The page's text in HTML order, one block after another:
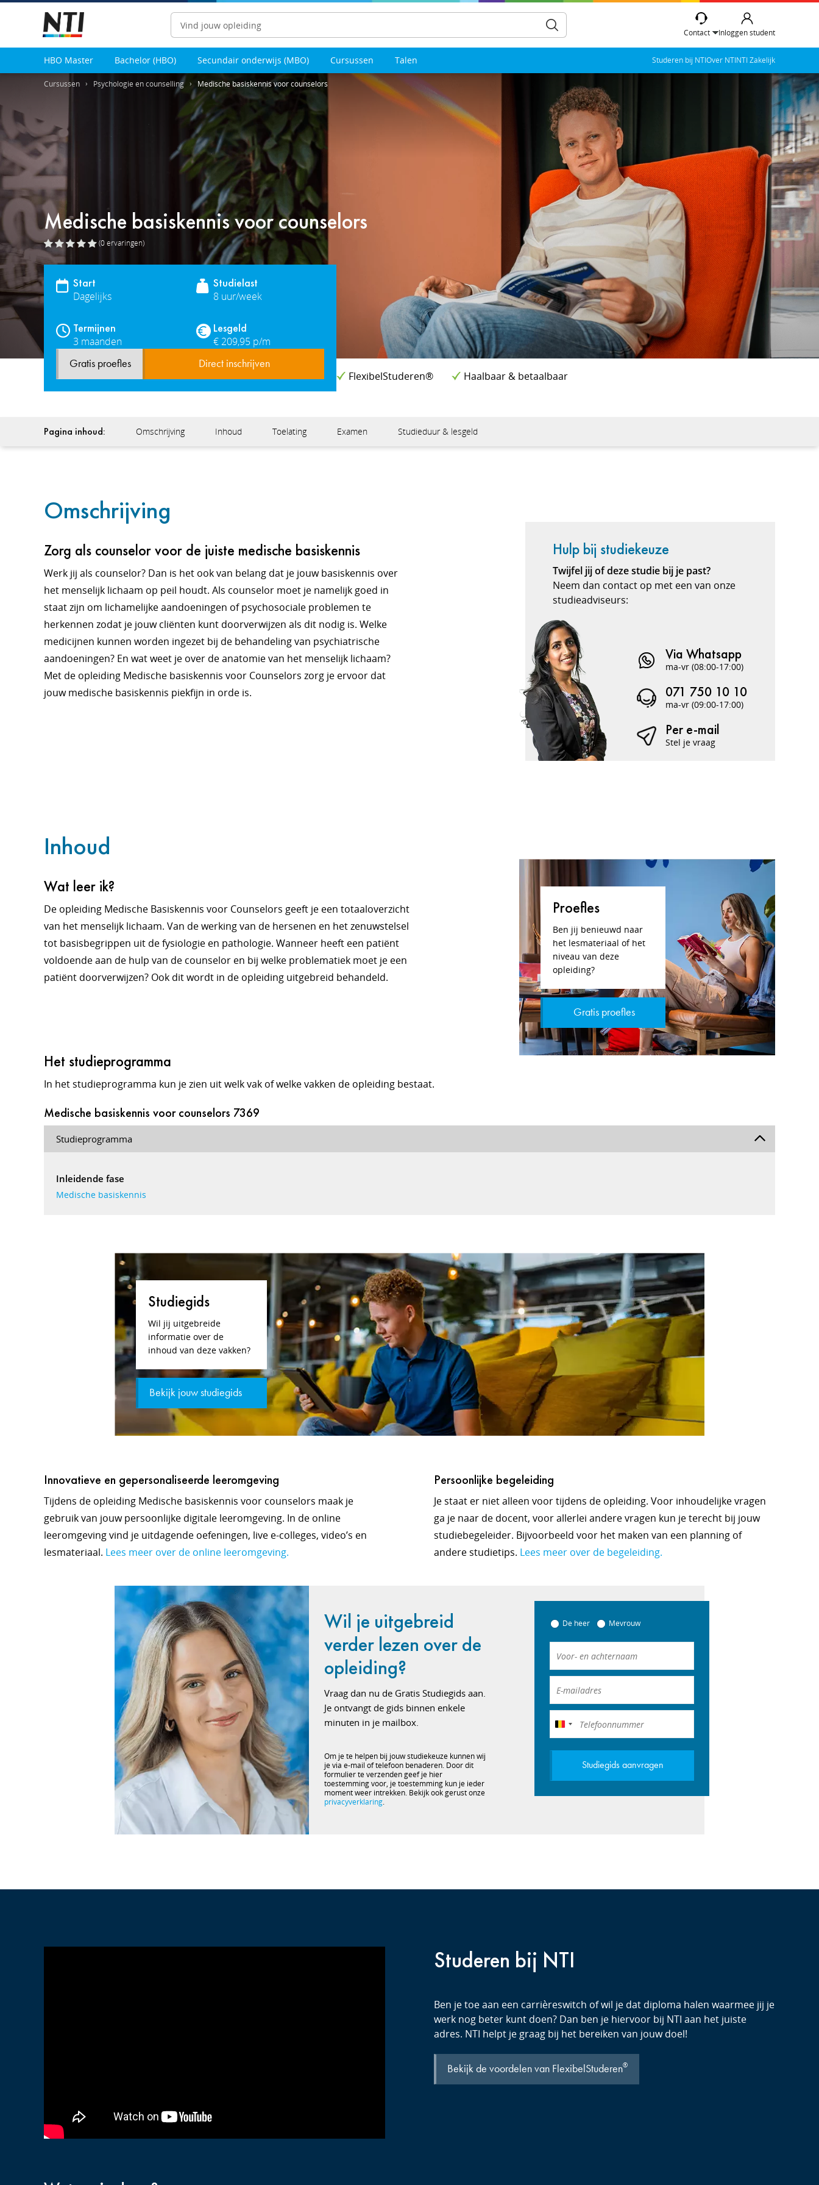
Zoeken
Contact Inloggen student
HBO Master Bachelor (HBO) Secundair onderwijs (MBO) Cursussen Talen Studeren bij NTIOver NTINTI Zakelijk
Cursussen Psychologie en counselling Medische basiskennis voor counselors
Medische basiskennis voor counselors
(0ervaringen)
Start
Dagelijks
Studielast
8 uur/week
Termijnen
3 maanden
Lesgeld
€ 209,95 p/m
Gratis proefles Direct inschrijven
FlexibelStuderen® Haalbaar & betaalbaar
Pagina inhoud: Omschrijving Inhoud Toelating Examen Studieduur & lesgeld
Omschrijving
Zorg als counselor voor de juiste medische basiskennis
Werk jij als counselor? Dan is het ook van belang dat je jouw basiskennis over
het menselijk lichaam op peil houdt. Als counselor moet je namelijk goed in
staat zijn om lichamelijke aandoeningen of psychosociale problemen te
herkennen zodat je jouw cliënten kunt doorverwijzen als dit nodig is. Welke
medicijnen kunnen worden ingezet bij de behandeling van psychiatrische
aandoeningen? En wat weet je over de anatomie van het menselijk lichaam?
Met de opleiding Medische basiskennis voor Counselors zorg je ervoor dat
jouw medische basiskennis piekfijn in orde is.
Hulp bij studiekeuze
Twijfel jij of deze studie bij je past?
Neem dan contact op met een van onze
studieadviseurs:
Via Whatsapp
ma-vr (08:00-17:00)
071 750 10 10
ma-vr (09:00-17:00)
Per e-mail
Stel je vraag
Inhoud
Proefles
Ben jij benieuwd naar
het lesmateriaal of het
niveau van deze
opleiding?
Gratis proefles
Wat leer ik?
De opleiding Medische Basiskennis voor Counselors geeft je een totaaloverzicht
van het menselijk lichaam. Van de werking van de hersenen en het zenuwstelsel
tot basisbegrippen uit de fysiologie en pathologie. Wanneer heeft een patiënt
voldoende aan de hulp van de counselor en bij welke problematiek moet je een
patiënt doorverwijzen? Ook dit wordt in de opleiding uitgebreid behandeld.
Het studieprogramma
In het studieprogramma kun je zien uit welk vak of welke vakken de opleiding bestaat.
Medische basiskennis voor counselors 7369
Studieprogramma
Inleidende fase
Medische basiskennis
Studiegids
Wil jij uitgebreide
informatie over de
inhoud van deze vakken?
Bekijk jouw studiegids
Innovatieve en gepersonaliseerde leeromgeving
Tijdens de opleiding Medische basiskennis voor counselors maak je
gebruik van jouw persoonlijke digitale leeromgeving. In de online
leeromgeving vind je uitdagende oefeningen, live e-colleges, video’s en
lesmateriaal. Lees meer over de online leeromgeving.
Persoonlijke begeleiding
Je staat er niet alleen voor tijdens de opleiding. Voor inhoudelijke vragen
ga je naar de docent, voor allerlei andere vragen kun je terecht bij jouw
studiebegeleider. Bijvoorbeeld voor het maken van een planning of
andere studietips. Lees meer over de begeleiding.
Wil je uitgebreid
verder lezen over de
opleiding?
Vraag dan nu de Gratis Studiegids aan.
Je ontvangt de gids binnen enkele
minuten in je mailbox.
Om je te helpen bij jouw studiekeuze kunnen wij
je via e-mail of telefoon benaderen. Door dit
formulier te verzenden geef je hier
toestemming voor, je toestemming kun je ieder
moment weer intrekken. Bekijk ook gerust onze
privacyverklaring.
De heer Mevrouw
België
+32
Studiegids aanvragen
Studeren bij NTI
Ben je toe aan een carrièreswitch of wil je dat diploma halen waarmee jij je
werk nog beter kunt doen? Dan ben je hiervoor bij NTI aan het juiste
adres. NTI helpt je graag bij het bereiken van jouw doel!
Bekijk de voordelen van FlexibelStuderen®